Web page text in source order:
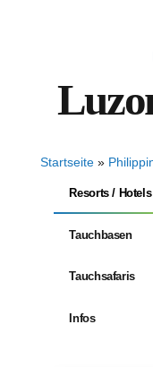
Startseite »
Resorts / Hotels
Tauchbasen
Tauchsafaris
Infos